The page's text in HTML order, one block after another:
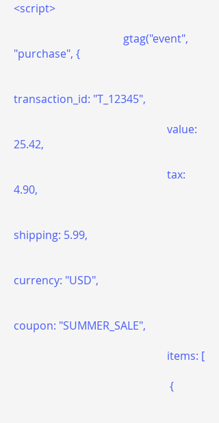
<script>
gtag("event",
"purchase", {
transaction_id: "T_12345",
value:
25.42,
tax:
4.90,
shipping: 5.99,
currency: "USD",
coupon: "SUMMER_SALE",
items: [
{